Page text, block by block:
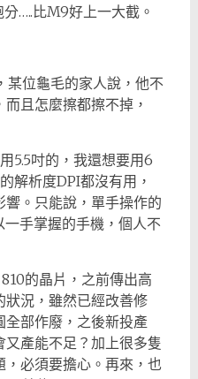
…..比M9好上一大截。
某位龜毛的家人說，他不
且怎麼擦都擦不掉，
5.5吋的，我還想要用6
解析度DPI都沒有用，
。只能說，單手操作的
手掌握的手機，個人不
的晶片，之前傳出高
況，雖然已經改善修
部作廢，之後新投產
產能不足？加上很多隻
必須要擔心。再來，也